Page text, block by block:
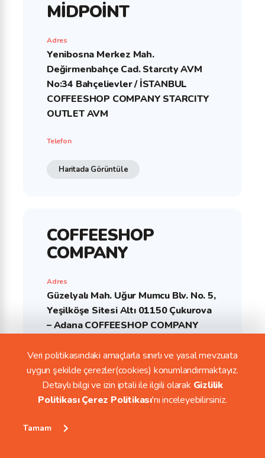
MİDPOİNT
Adres
Yenibosna Merkez Mah.
Değirmenbahçe Cad. Starcıty AVM
No:34 Bahçelievler / İSTANBUL
COFFEESHOP COMPANY STARCITY
OUTLET AVM
Telefon
Haritada Görüntüle
COFFEESHOP
COMPANY
Adres
Güzelyalı Mah. Uğur Mumcu Blv. No. 5,
Yeşilköşe Sitesi Altı 01150 Çukurova
– Adana COFFEESHOP COMPANY
Telefon
0322 – 235 33 01
Veri politikasındaki amaçlarla sınırlı ve yasal mevzuata
uygun şekilde çerezler(cookies) konumlandırmaktayız.
Detaylı bilgi ve izin iptali ile ilgili olarak Gizlilik
Politikası Çerez Politikası'nı inceleyebilirsiniz.
Tamam